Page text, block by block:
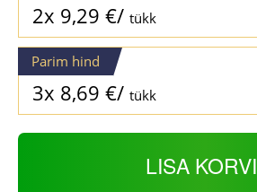
2x 9,29 €/ tükk
Parim hind
3x 8,69 €/ tükk
LISA KORVI